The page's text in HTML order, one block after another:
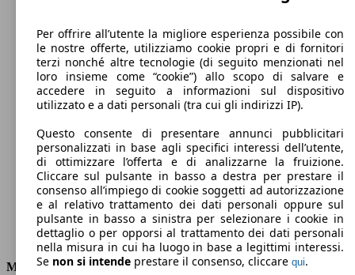
106 g/km
Emissioni di CO2 (combinato)*
Ø 4.1 l/100km
Consumi
Motore e Prestazioni
Per offrire all’utente la migliore esperienza possibile con
le nostre offerte, utilizziamo cookie propri e di fornitori
terzi nonché altre tecnologie (di seguito menzionati nel
loro insieme come “cookie”) allo scopo di salvare e
accedere in seguito a informazioni sul dispositivo
utilizzato e a dati personali (tra cui gli indirizzi IP).
Questo consente di presentare annunci pubblicitari
personalizzati in base agli specifici interessi dell’utente,
di ottimizzare l’offerta e di analizzarne la fruizione.
Cliccare sul pulsante in basso a destra per prestare il
consenso all’impiego di cookie soggetti ad autorizzazione
e al relativo trattamento dei dati personali oppure sul
pulsante in basso a sinistra per selezionare i cookie in
dettaglio o per opporsi al trattamento dei dati personali
nella misura in cui ha luogo in base a legittimi interessi.
Se non si intende prestare il consenso, cliccare qui.